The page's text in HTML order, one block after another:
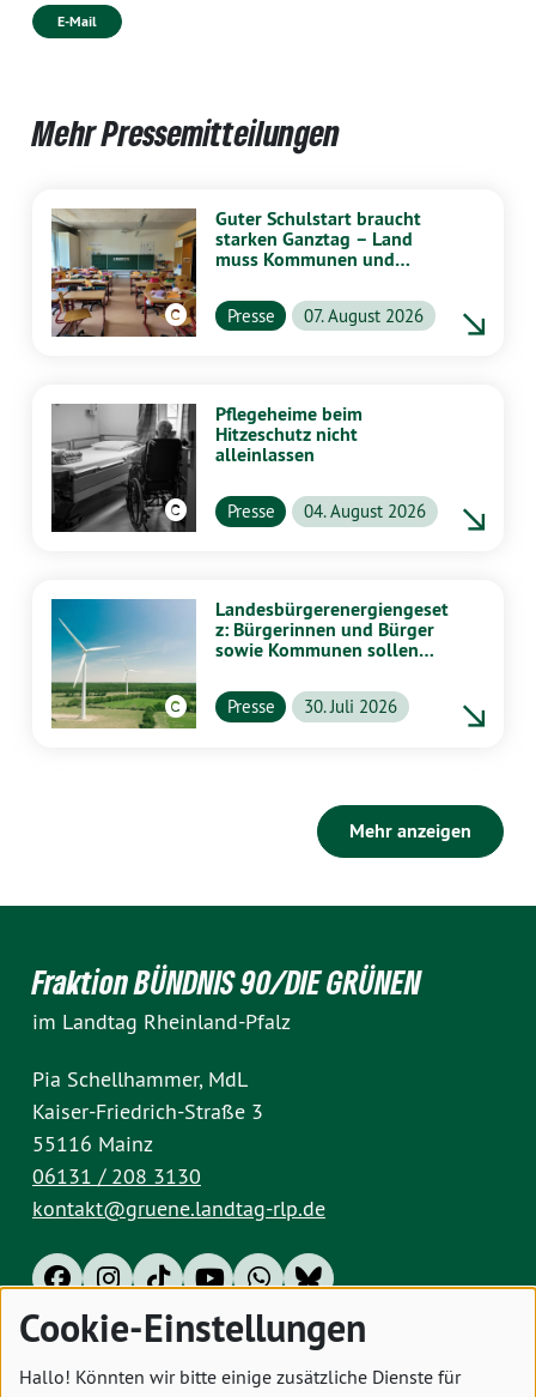
E-Mail
Mehr Pressemitteilungen
Guter Schulstart braucht
starken Ganztag – Land
muss Kommunen und
unterstützen
Presse 07. August 2026
Pflegeheime beim
Hitzeschutz nicht
alleinlassen
Presse 04. August 2026
Landesbürgerenergiengeset
z: Bürgerinnen und Bürger
sowie Kommunen sollen
profitieren
Presse 30. Juli 2026
Mehr anzeigen
Fraktion BÜNDNIS 90/DIE GRÜNEN
im Landtag Rheinland-Pfalz
Pia Schellhammer, MdL
Kaiser-Friedrich-Straße 3
55116 Mainz
06131 / 208 3130
kontakt@gruene.landtag-rlp.de
Impressum Datenschutz Cookies
Cookie-Einstellungen
Hallo! Könnten wir bitte einige zusätzliche Dienste für